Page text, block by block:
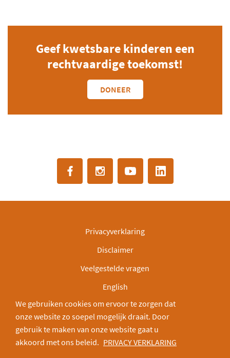
Geef kwetsbare kinderen een
rechtvaardige toekomst!
DONEER
Privacyverklaring
Disclaimer
Veelgestelde vragen
English
IBAN: NL30INGB0000003166
Deel via:
We gebruiken cookies om ervoor te zorgen dat
onze website zo soepel mogelijk draait. Door
gebruik te maken van onze website gaat u
akkoord met ons beleid. PRIVACY VERKLARING